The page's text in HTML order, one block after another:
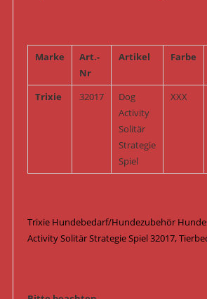
Marke
Art.-
Nr
Artikel Farbe
Trixie 32017
Dog
Activity
Solitär
Strategie
Spiel
XXX
Trixie Hundebedarf/Hundezubehör
Activity Solitär Strategie Spiel 32017,